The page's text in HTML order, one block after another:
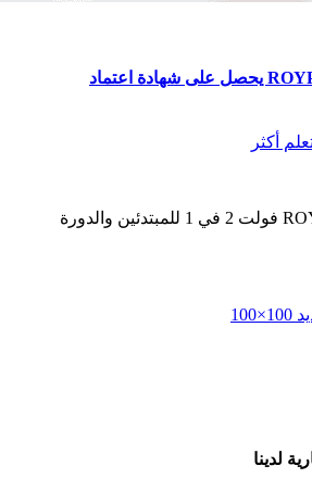
مركز اختبار ROYPOW يحصل على شهادة اعتماد
أكثر
بطارية ليثيوم ROYPOW 12 فولت 2 في 1 للمبتدئين والدورة
لدينا